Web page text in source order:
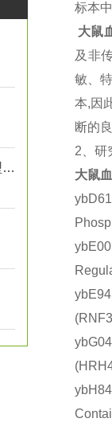
*12治疗对老年阿尔茨海默病伴高同型半胱胺酸血症患者血清炎性因子
标本
大鼠
及非
敏、
本,因
断的
2、研
大鼠